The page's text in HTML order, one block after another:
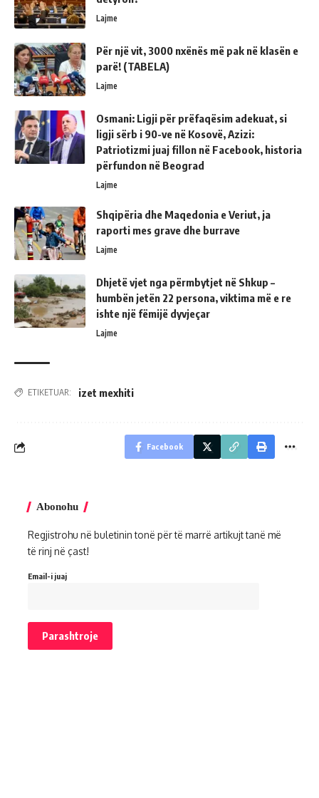
Lajme
Për një vit, 3000 nxënës më pak në klasën e
parë! (TABELA)
Lajme
Osmani: Ligji për prëfaqësim adekuat, si
ligji sërb i 90-ve në Kosovë, Azizi:
Patriotizmi juaj fillon në Facebook, historia
përfundon në Beograd
Lajme
Shqipëria dhe Maqedonia e Veriut, ja
raporti mes grave dhe burrave
Lajme
Dhjetë vjet nga përmbytjet në Shkup –
humbën jetën 22 persona, viktima më e re
ishte një fëmijë dyvjeçar
Lajme
ETIKETUAR: izet mexhiti
Facebook
Abonohu
Regjistrohu në buletinin tonë për të marrë artikujt tanë më
të rinj në çast!
Email-i juaj